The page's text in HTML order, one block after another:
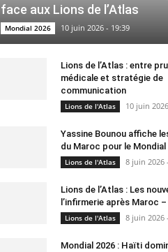
face aux Lions de l’Atlas
Mondial 2026 10 juin 2026 - 19:39
Lions de l’Atlas : entre
médicale et stratégie de
communication
Lions de l'Atlas 10 juin
Yassine Bounou affiche
du Maroc pour le Mondial
Lions de l'Atlas 8 juin 2026
Lions de l’Atlas : Les
l’infirmerie après Maroc
Lions de l'Atlas 8 juin 2026
Mondial 2026 : Haïti